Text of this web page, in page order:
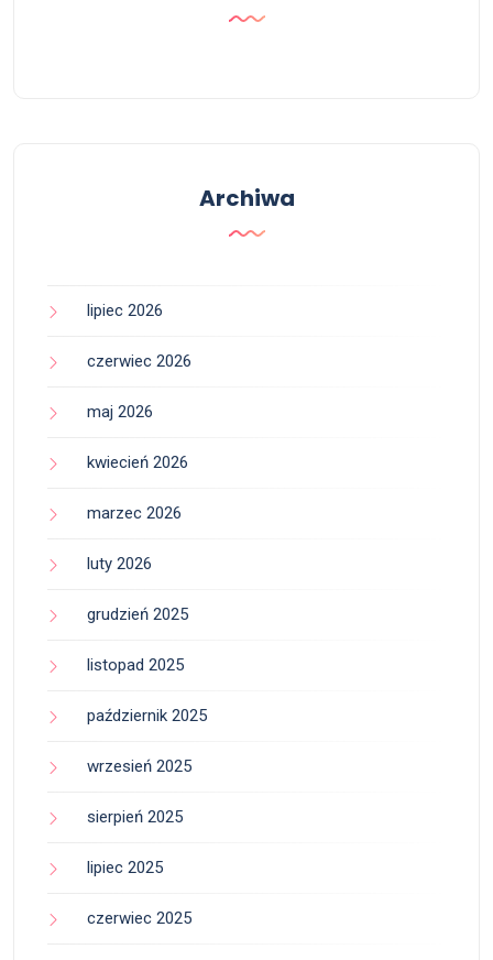
Archiwa
lipiec 2026
czerwiec 2026
maj 2026
kwiecień 2026
marzec 2026
luty 2026
grudzień 2025
listopad 2025
październik 2025
wrzesień 2025
sierpień 2025
lipiec 2025
czerwiec 2025